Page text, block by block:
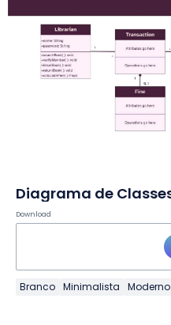
Download
Branco Minimalista Moderno